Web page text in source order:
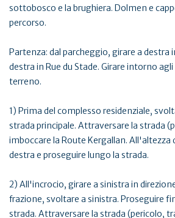
sottobosco e la brughiera. Dolmen e
percorso.
Partenza: dal parcheggio, girare a destra
destra in Rue du Stade. Girare intorno
terreno.
1) Prima del complesso residenziale,
strada principale. Attraversare la strada
imboccare la Route Kergallan. All'altezza
destra e proseguire lungo la strada.
2) All'incrocio, girare a sinistra in
frazione, svoltare a sinistra. Proseguire
strada. Attraversare la strada (pericolo,